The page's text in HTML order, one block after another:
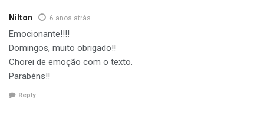
Nilton 6 anos atrás
Emocionante!!!!
Domingos, muito obrigado!!
Chorei de emoção com o texto.
Parabéns!!
Reply